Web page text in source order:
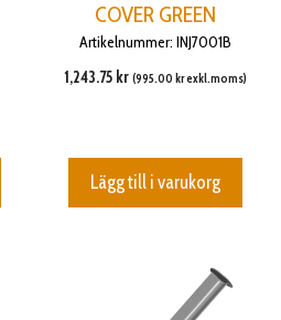
COVER GREEN
Artikelnummer: INJ7001B
1,243.75 kr (995.00 krexkl.moms)
Lägg till i varukorg